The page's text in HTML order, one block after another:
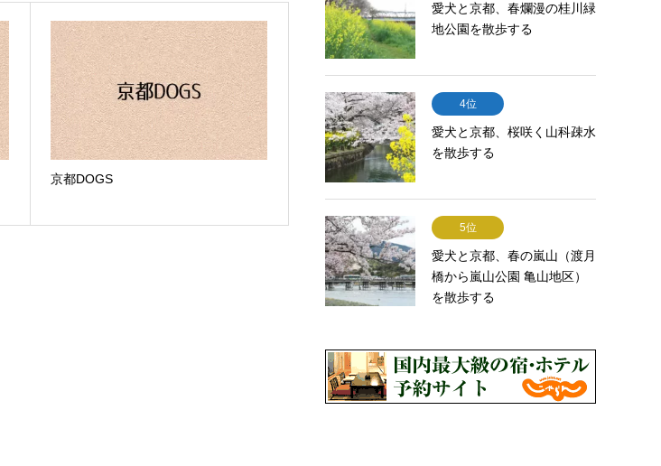
京都DOGS
愛犬と京都、春爛漫の桂川緑
地公園を散歩する
4位
愛犬と京都、桜咲く山科疎水
を散歩する
5位
愛犬と京都、春の嵐山（渡月
橋から嵐山公園 亀山地区）
を散歩する